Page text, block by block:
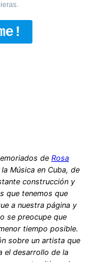
de Rosa
Música en Cuba, de
construcción y
que tenemos que
a nuestra página y
se preocupe que
tiempo posible.
sobre un artista que
el desarrollo de la